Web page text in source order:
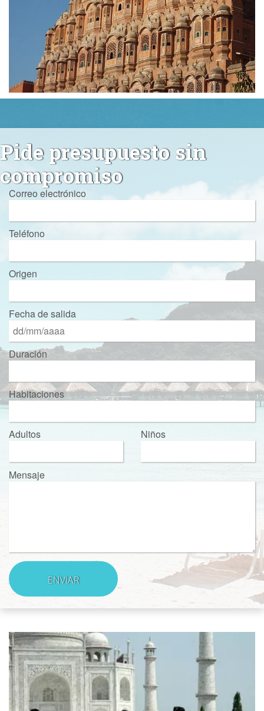
Pide presupuesto sin
compromiso
Correo electrónico
Teléfono
Origen
Fecha de salida
Duración
Habitaciones
Adultos Niños
Mensaje